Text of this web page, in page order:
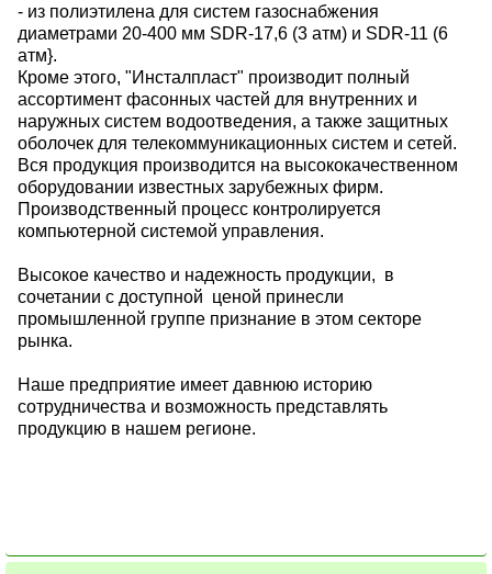
- из полиэтилена для систем газоснабжения
диаметрами 20-400 мм SDR-17,6 (3 атм) и SDR-11 (6
атм}.
Кроме этого, "Инсталпласт" производит полный
ассортимент фасонных частей для внутренних и
наружных систем водоотведения, а также защитных
оболочек для телекоммуникационных систем и сетей.
Вся продукция производится на высококачественном
оборудовании известных зарубежных фирм.
Производственный процесс контролируется
компьютерной системой управления.
Высокое качество и надежность продукции, в
сочетании с доступной ценой принесли
промышленной группе признание в этом секторе
рынка.
Наше предприятие имеет давнюю историю
сотрудничества и возможность представлять
продукцию в нашем регионе.